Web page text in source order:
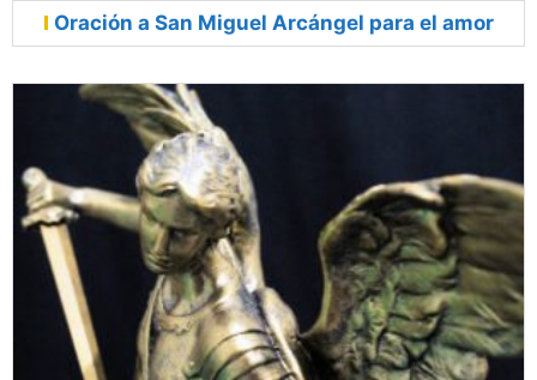
Oración a San Miguel Arcángel para el amor